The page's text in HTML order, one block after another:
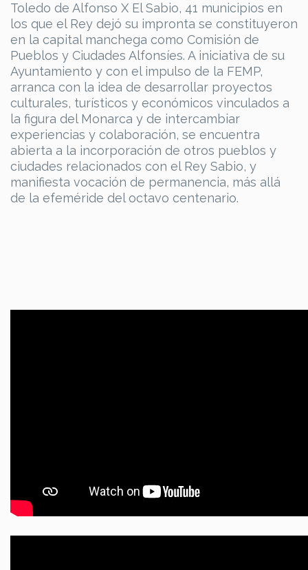
Toledo de Alfonso X El Sabio, 41 municipios en
los que el Rey dejó su impronta se constituyeron
en la capital manchega como Comisión de
Pueblos y Ciudades Alfonsíes. A iniciativa de su
Ayuntamiento y con el impulso de la FEMP,
arranca con la idea de desarrollar proyectos
culturales, turísticos y económicos vinculados a
la figura del Monarca y de intercambiar
experiencias y colaboración, se encuentra
abierta a la incorporación de otros pueblos y
ciudades relacionados con el Rey Sabio, y
manifiesta vocación de permanencia, más allá
de la efeméride del octavo centenario.